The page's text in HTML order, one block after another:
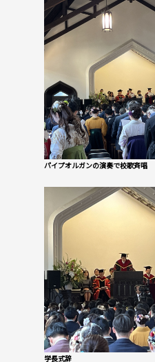
パイプオルガンの演奏で校歌斉唱
学長式辞